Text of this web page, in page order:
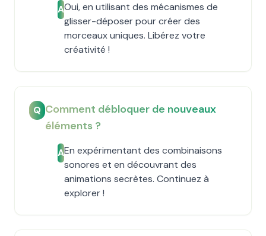
AOui, en utilisant des mécanismes de
glisser-déposer pour créer des
morceaux uniques. Libérez votre
créativité !
Q Comment débloquer de nouveaux
éléments ?
AEn expérimentant des combinaisons
sonores et en découvrant des
animations secrètes. Continuez à
explorer !